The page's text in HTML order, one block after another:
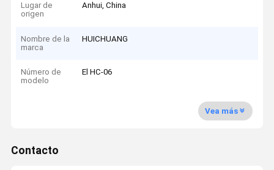
Lugar de
origen
Anhui, China
Nombre de la
marca
HUICHUANG
Número de
modelo
El HC-06
Vea más
Contacto